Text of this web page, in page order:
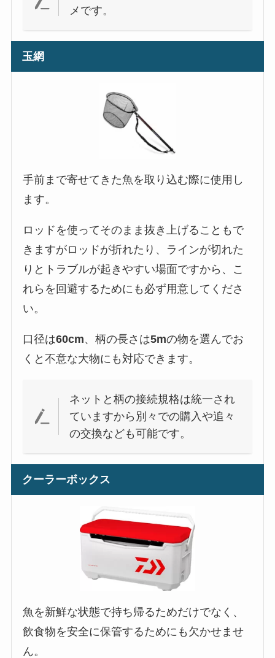
メです。
玉網
手前まで寄せてきた魚を取り込む際に使用し
ます。
ロッドを使ってそのまま抜き上げることもで
きますがロッドが折れたり、ラインが切れた
りとトラブルが起きやすい場面ですから、こ
れらを回避するためにも必ず用意してくださ
い。
口径は60cm、柄の長さは5mの物を選んでお
くと不意な大物にも対応できます。
ネットと柄の接続規格は統一され
ていますから別々での購入や追々
の交換なども可能です。
クーラーボックス
魚を新鮮な状態で持ち帰るためだけでなく、
飲食物を安全に保管するためにも欠かせませ
ん。